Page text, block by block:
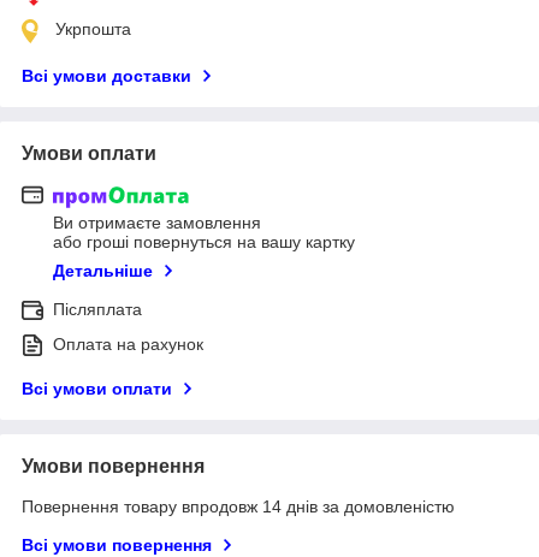
Укрпошта
Всі умови доставки
Умови оплати
Ви отримаєте замовлення
або гроші повернуться на вашу картку
Детальніше
Післяплата
Оплата на рахунок
Всі умови оплати
Умови повернення
Повернення товару впродовж 14 днів за домовленістю
Всі умови повернення